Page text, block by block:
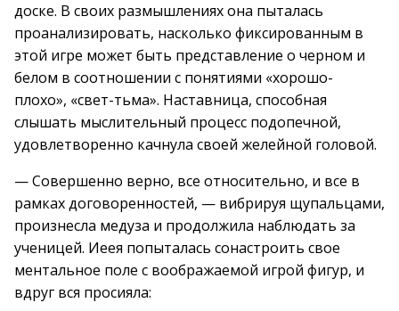
доске. В своих размышлениях она пыталась
проанализировать, насколько фиксированным в
этой игре может быть представление о черном и
белом в соотношении с понятиями «хорошо-
плохо», «свет-тьма». Наставница, способная
слышать мыслительный процесс подопечной,
удовлетворенно качнула своей желейной головой.
— Совершенно верно, все относительно, и все в
рамках договоренностей, — вибрируя щупальцами,
произнесла медуза и продолжила наблюдать за
ученицей. Иеея попыталась сонастроить свое
ментальное поле с воображаемой игрой фигур, и
вдруг вся просияла: